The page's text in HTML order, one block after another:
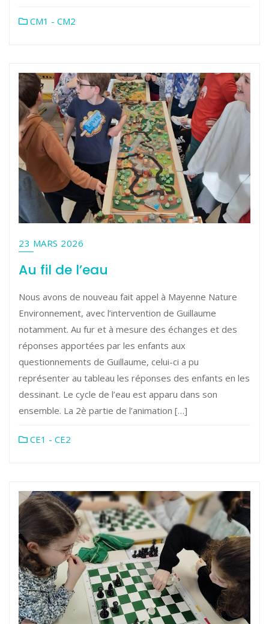
CM1 - CM2
23 MARS 2026
Au fil de l’eau
Nous avons de nouveau fait appel à Mayenne Nature
Environnement, avec l’intervention de Guillaume
notamment. Au fur et à mesure des échanges et des
réponses apportées par les enfants aux
questionnements de Guillaume, celui-ci a pu
représenter au tableau les réponses des enfants en les
dessinant. Le cycle de l’eau est apparu dans son
ensemble. La 2è partie de l’animation […]
CE1 - CE2